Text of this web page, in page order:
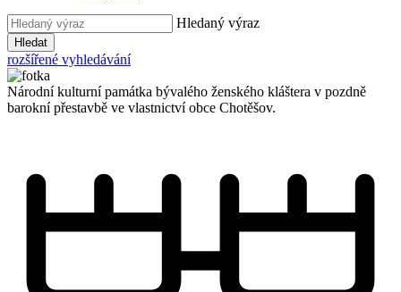
Hledaný výraz
Hledat
rozšířené vyhledávání
Národní kulturní památka bývalého ženského kláštera v pozdně
barokní přestavbě ve vlastnictví obce Chotěšov.